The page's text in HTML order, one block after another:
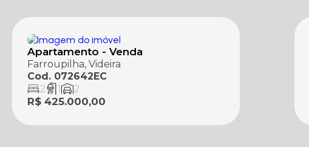
Apartamento - Venda
Farroupilha, Videira
Cod. 072642EC
2 1
2
R$ 425.000,00